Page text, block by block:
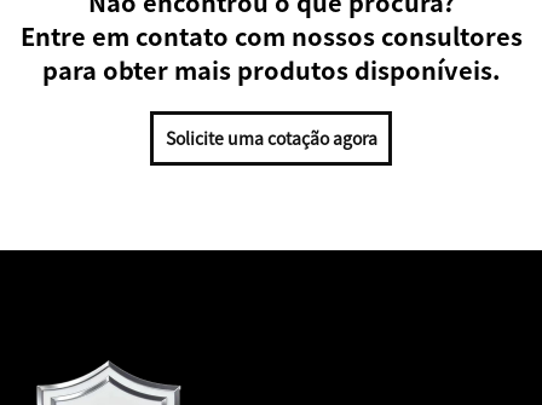
Entre em contato com nossos consultores
para obter mais produtos disponíveis.
Solicite uma cotação agora